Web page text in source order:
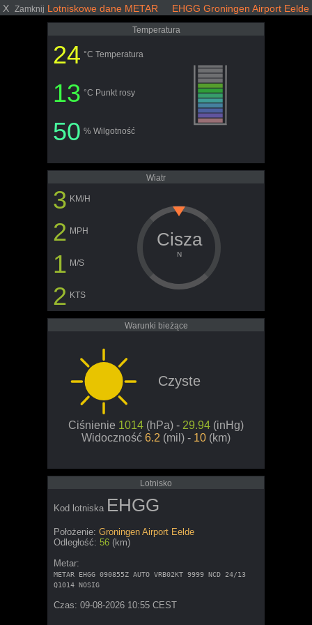
X Zamknij Lotniskowe dane METAR EHGG Groningen Airport Eelde
Temperatura
24 °C Temperatura
13 °C Punkt rosy
50 % Wilgotność
Wiatr
3 KM/H
2 MPH
1 M/S
2 KTS
Cisza
N
Warunki bieżące
Czyste
Ciśnienie 1014 (hPa) - 29.94 (inHg)
Widoczność 6.2 (mil) - 10 (km)
Lotnisko
Kod lotniska EHGG
Położenie: Groningen Airport Eelde
Odległość: 56 (km)
Metar:
METAR EHGG 090855Z AUTO VRB02KT 9999 NCD 24/13
Q1014 NOSIG
Czas: 09-08-2026 10:55 CEST